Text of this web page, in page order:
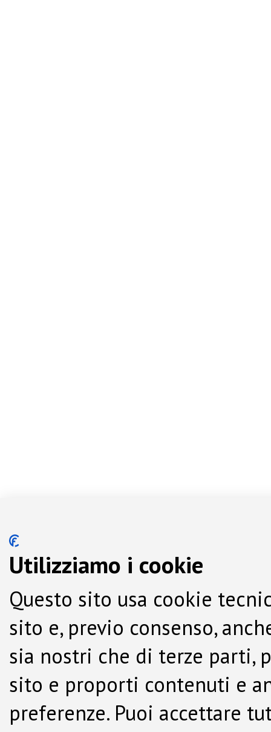
Utilizziamo i cookie
Questo sito usa cookie
sito e, previo consenso,
sia nostri che di terze parti,
sito e proporti contenuti e
preferenze. Puoi accettare